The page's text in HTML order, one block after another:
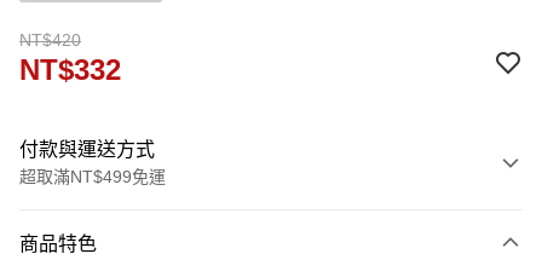
NT$420
NT$332
付款與運送方式
超取滿NT$499免運
信用卡一次付款
商品特色